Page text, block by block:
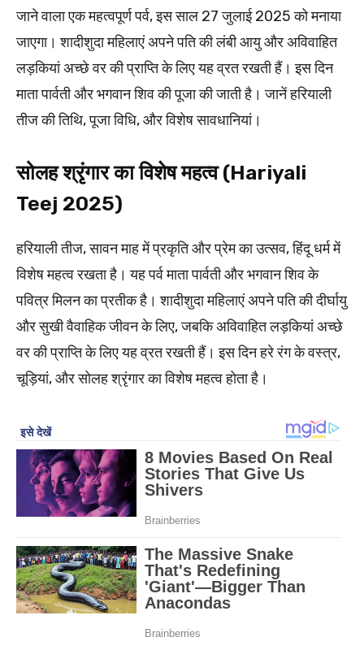
जाने वाला एक महत्वपूर्ण पर्व, इस साल 27 जुलाई 2025 को मनाया
जाएगा। शादीशुदा महिलाएं अपने पति की लंबी आयु और अविवाहित
लड़कियां अच्छे वर की प्राप्ति के लिए यह व्रत रखती हैं। इस दिन
माता पार्वती और भगवान शिव की पूजा की जाती है। जानें हरियाली
तीज की तिथि, पूजा विधि, और विशेष सावधानियां।
सोलह श्रृंगार का विशेष महत्व (Hariyali
Teej 2025)
हरियाली तीज, सावन माह में प्रकृति और प्रेम का उत्सव, हिंदू धर्म में
विशेष महत्व रखता है। यह पर्व माता पार्वती और भगवान शिव के
पवित्र मिलन का प्रतीक है। शादीशुदा महिलाएं अपने पति की दीर्घायु
और सुखी वैवाहिक जीवन के लिए, जबकि अविवाहित लड़कियां अच्छे
वर की प्राप्ति के लिए यह व्रत रखती हैं। इस दिन हरे रंग के वस्त्र,
चूड़ियां, और सोलह श्रृंगार का विशेष महत्व होता है।